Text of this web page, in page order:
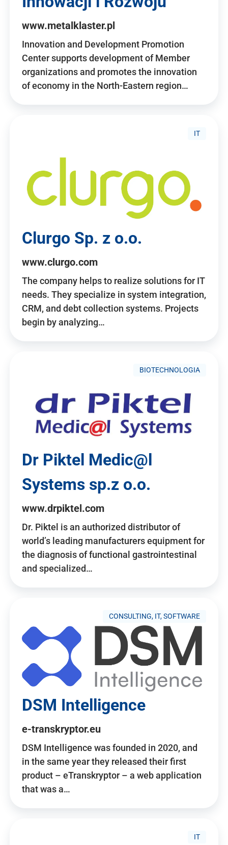
www.metalklaster.pl
Innovation and Development Promotion
Center supports development of Member
organizations and promotes the innovation
of economy in the North-Eastern region…
IT
Clurgo Sp. z o.o.
www.clurgo.com
The company helps to realize solutions for IT
needs. They specialize in system integration,
CRM, and debt collection systems. Projects
begin by analyzing…
BIOTECHNOLOGIA
Dr Piktel Medic@l
Systems sp.z o.o.
www.drpiktel.com
Dr. Piktel is an authorized distributor of
world’s leading manufacturers equipment for
the diagnosis of functional gastrointestinal
and specialized…
CONSULTING, IT, SOFTWARE
DSM Intelligence
e-transkryptor.eu
DSM Intelligence was founded in 2020, and
in the same year they released their first
product – eTranskryptor – a web application
that was a…
IT